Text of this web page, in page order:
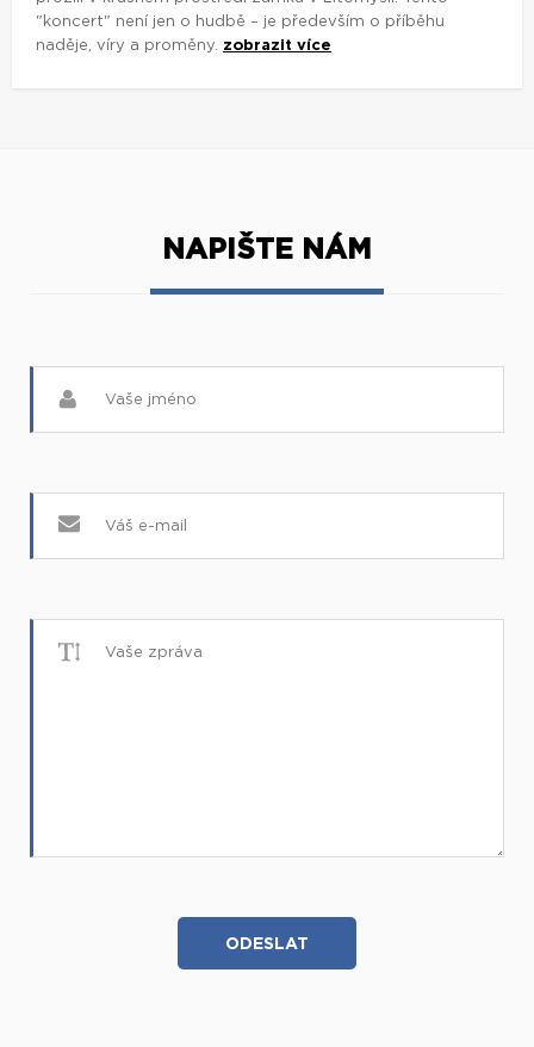
"koncert" není jen o hudbě – je především o příběhu
naděje, víry a proměny. zobrazit více
NAPIŠTE NÁM